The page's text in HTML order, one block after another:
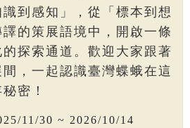
到感知」，從「標本到想
的策展語境中，開啟一條
探索通道。歡迎大家跟著
，一起認識臺灣蝶蛾在這
密！
11/30 ~ 2026/10/14